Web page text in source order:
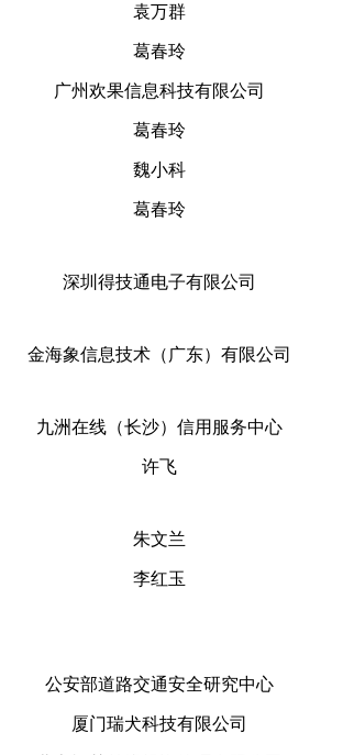
袁万群
葛春玲
广州欢果信息科技有限公司
葛春玲
魏小科
葛春玲
深圳得技通电子有限公司
金海象信息技术（广东）有限公司
九洲在线（长沙）信用服务中心
许飞
朱文兰
李红玉
公安部道路交通安全研究中心
厦门瑞犬科技有限公司